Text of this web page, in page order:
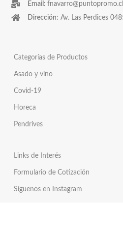
Email: fnavarro@puntopromo.cl
Dirección: Av. Las Perdices
Categorías de Productos
Asado y vino
Covid-19
Horeca
Pendrives
Links de Interés
Formulario de Cotización
Síguenos en Instagram